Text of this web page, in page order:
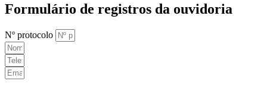
Formulário de registros da ouvidoria
Nº protocolo